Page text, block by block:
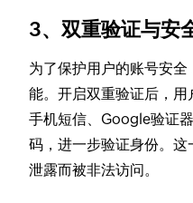
3、双重验证与安
为了保护用户的账号安
能。开启双重验证后，
手机短信、Google验证
码，进一步验证身份。
泄露而被非法访问。